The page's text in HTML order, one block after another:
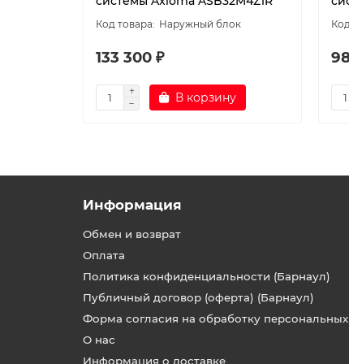
Наружный блок
133 300 ₽
В корзину
Информация
Обмен и возврат
Оплата
Политика конфиденциальности (Барнаул)
Публичный договор (оферта) (Барнаул)
Форма согласия на обработку
О нас
Информация о доставке